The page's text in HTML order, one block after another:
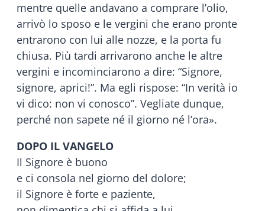
mentre quelle andavano a comprare l’olio,
arrivò lo sposo e le vergini che erano pronte
entrarono con lui alle nozze, e la porta fu
chiusa. Più tardi arrivarono anche le altre
vergini e incominciarono a dire: “Signore,
signore, aprici!”. Ma egli rispose: “In verità io
vi dico: non vi conosco”. Vegliate dunque,
perché non sapete né il giorno né l’ora».
DOPO IL VANGELO
Il Signore è buono
e ci consola nel giorno del dolore;
il Signore è forte e paziente,